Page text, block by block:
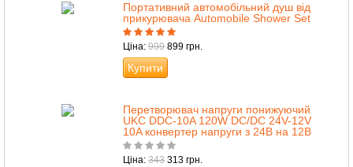
Портативний автомобільний душ від
прикурювача Automobile Shower Set
Ціна: 999 899 грн.
Купити
Перетворювач напруги понижуючий
UKC DDC-10A 120W DC/DC 24V-12V
10A конвертер напруги з 24В на 12В
Ціна: 343 313 грн.